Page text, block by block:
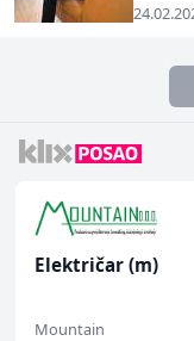
Električar (m)
Mountain